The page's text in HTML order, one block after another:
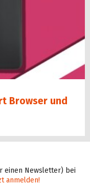
Browser und
einen Newsletter) bei
anmelden!